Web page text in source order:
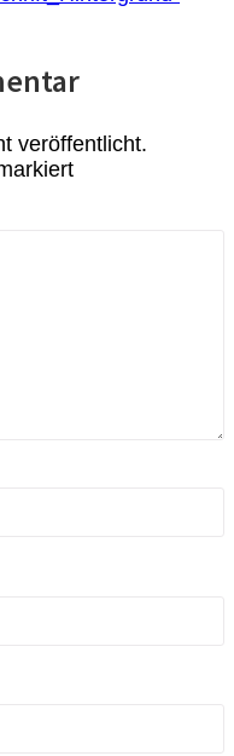
veröffentlicht.